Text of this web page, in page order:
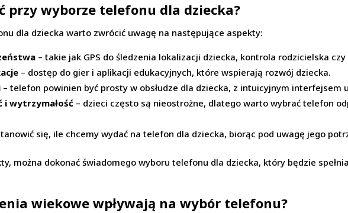
przy wyborze telefonu dla dziecka?
dla dziecka warto zwrócić uwagę na następujące aspekty:
– takie jak GPS do śledzenia lokalizacji dziecka, kontrola rodzicielska
– dostęp do gier i aplikacji edukacyjnych, które wspierają rozwój dziecka.
– telefon powinien być prosty w obsłudze dla dziecka, z intuicyjnym interfejsem
i wytrzymałość – dzieci często są nieostrożne, dlatego warto wybrać telefon
się, ile chcemy wydać na telefon dla dziecka, biorąc pod uwagę jego
można dokonać świadomego wyboru telefonu dla dziecka, który będzie
wiekowe wpływają na wybór telefonu?